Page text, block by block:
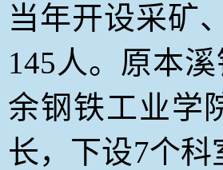
当年开设采矿
145人。原本
余钢铁工业学
长，下设7个